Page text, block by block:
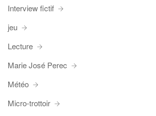
Interview fictif
jeu
Lecture
Marie José Perec
Météo
Micro-trottoir